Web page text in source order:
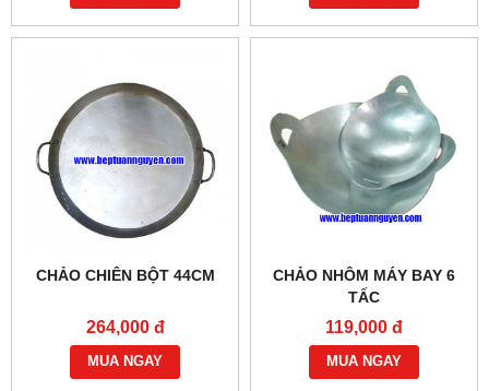
CHẢO CHIÊN BỘT 44CM
264,000 đ
MUA NGAY
CHẢO NHÔM MÁY BAY 6
TẤC
119,000 đ
MUA NGAY